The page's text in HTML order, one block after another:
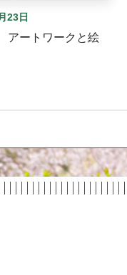
23日
アートワークと絵